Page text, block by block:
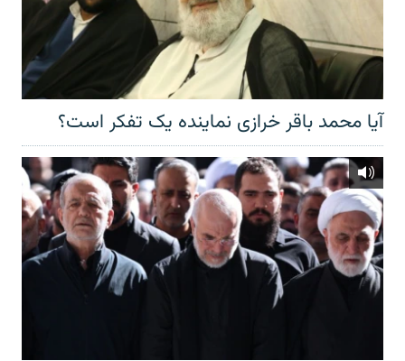
آیا محمد باقر خرازی نماینده یک تفکر است؟